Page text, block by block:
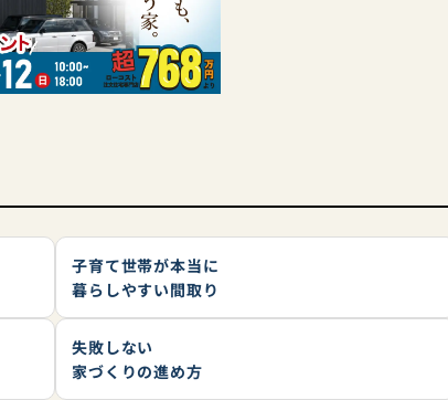
子育て世帯が本当に
暮らしやすい間取り
失敗しない
家づくりの進め方